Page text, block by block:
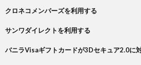
クロネコメンバーズを利用する
サンワダイレクトを利用する
バニラVisaギフトカードが3Dセキュア2.0に